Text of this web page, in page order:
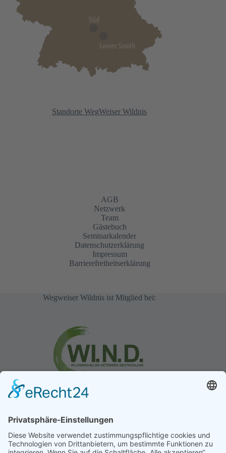
Standorte WegWeiser Wildnis
AGB
Netzwerk
Team
Gästebuch
Seminarkalender
Datenschutzerklärung
Impressum
Barrierefreiheitserklärung
Wegweiser Wildnis ist Mitglied bei:
Matthias/23. Juli 2025
Das war eine wunderschöne Woche Flintsteine
bearbeiten und kleine Kunstwerke...